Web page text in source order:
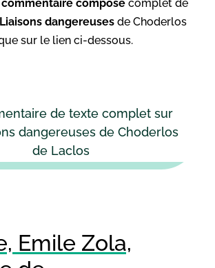
commentaire composé complet de
Liaisons dangereuses de Choderlos
sur le lien ci-dessous.
de texte complet sur
dangereuses de Choderlos
de Laclos
Emile Zola,